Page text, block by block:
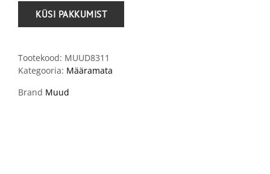
Tootekood: MUUD8311
Kategooria: Määramata
Brand Muud